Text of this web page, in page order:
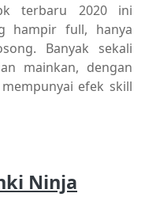
terbaru 2020 ini
hampir full, hanya
Banyak sekali
mainkan, dengan
efek skill
Ninja